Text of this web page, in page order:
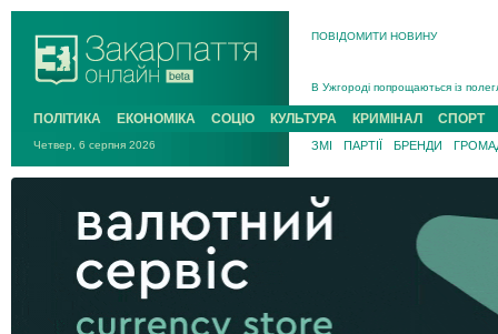
ПОВІДОМИТИ НОВИНУ
В Ужгороді попрощаються із
В Ужгороді 5 серпня
Підтвердили загибель
На війні з рф поліг військовий з
На Хустщині внаслідок ДТП за
Інструктора районного ТЦК на
ПОЛІТИКА ЕКОНОМІКА СОЦІО КУЛЬТУРА КРИМІНАЛ СПОРТ
Четвер, 6 серпня 2026 ЗМІ ПАРТІЇ БРЕНДИ